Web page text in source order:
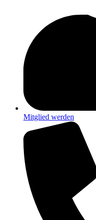
Mitglied werden